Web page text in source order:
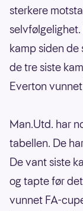
sterkere
kamp siden
de tre siste
Everton
Man.Utd. har
tabellen. De
De vant siste
og tapte før
vunnet FA-